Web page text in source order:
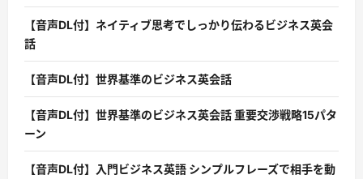
【音声DL付】ネイティブ思考でしっかり伝わるビジネス英会
話
【音声DL付】世界基準のビジネス英会話
【音声DL付】世界基準のビジネス英会話 重要交渉戦略15パタ
ーン
【音声DL付】入門ビジネス英語 シンプルフレーズで相手を動